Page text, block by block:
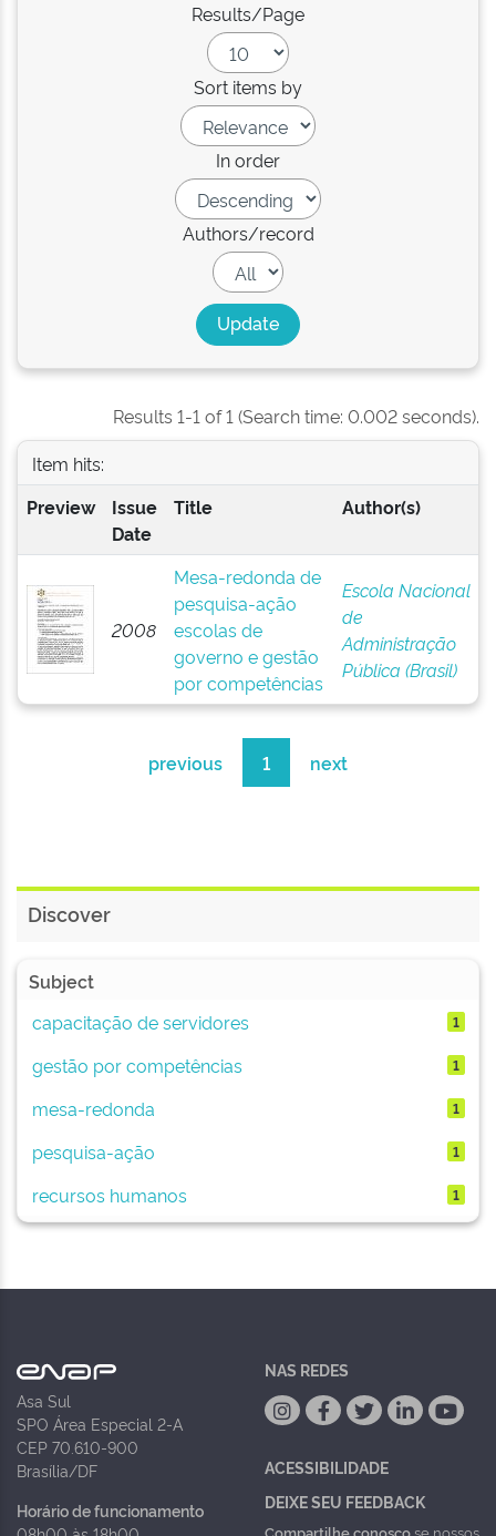
Results/Page
Sort items by
In order
Authors/record
Results 1-1 of 1 (Search time: 0.002 seconds).
Item hits:
Preview
Issue
Date
Title Author(s)
2008
Mesa-redonda de
pesquisa-ação
escolas de
governo e gestão
por competências
Escola Nacional
de
Administração
Pública (Brasil)
previous 1 next
Discover
Subject
capacitação de servidores
1
gestão por competências 1
mesa-redonda 1
pesquisa-ação 1
recursos humanos 1
Asa Sul
SPO Área Especial 2-A
CEP 70.610-900
Brasília/DF
Horário de funcionamento
NAS REDES
ACESSIBILIDADE
DEIXE SEU FEEDBACK
Compartilhe conosco se nossos